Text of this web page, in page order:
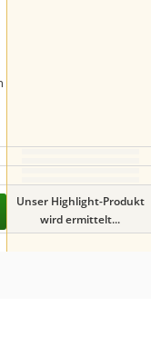
Unser Highlight-Produkt
wird ermittelt...